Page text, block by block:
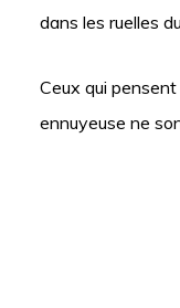
dans les ruelles
Ceux qui
ennuyeuse ne